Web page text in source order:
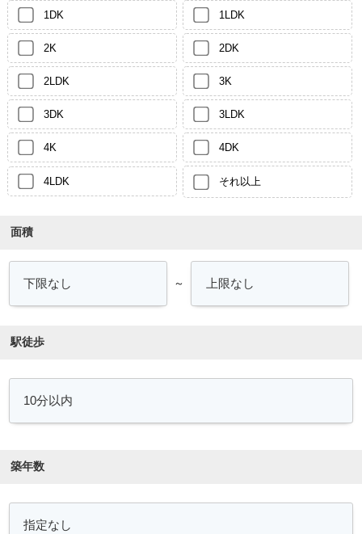
1DK 1LDK
2K 2DK
2LDK 3K
3DK 3LDK
4K 4DK
4LDK それ以上
面積
～
駅徒歩
築年数